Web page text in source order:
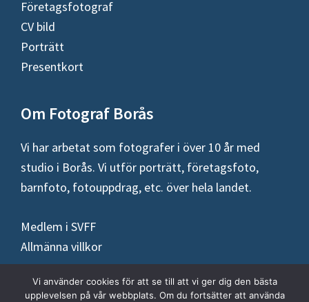
Företagsfotograf
CV bild
Porträtt
Presentkort
Om Fotograf Borås
Vi har arbetat som fotografer i över 10 år med
studio i Borås. Vi utför porträtt, företagsfoto,
barnfoto, fotouppdrag, etc. över hela landet.
Medlem i SVFF
Allmänna villkor
Vi använder cookies för att se till att vi ger dig den bästa
upplevelsen på vår webbplats. Om du fortsätter att använda